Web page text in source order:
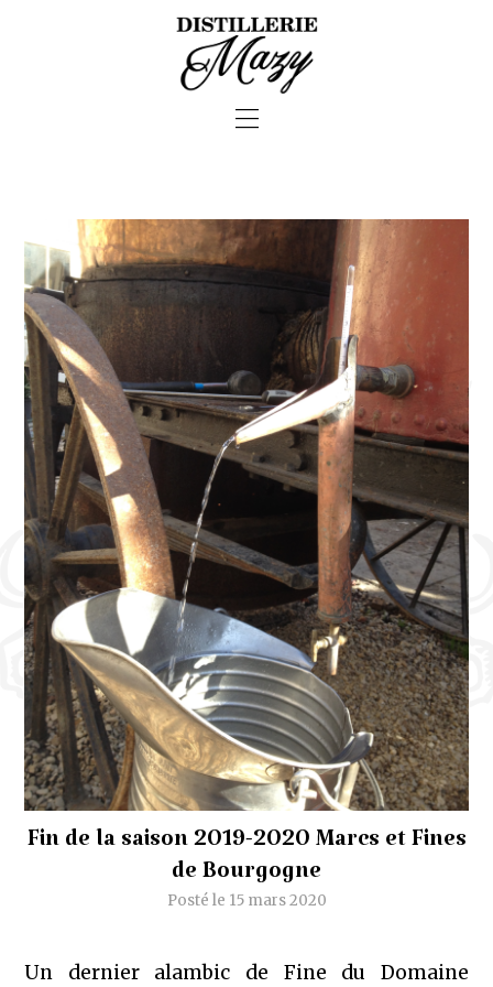
—
—
—
Fin de la saison 2019-2020 Marcs et Fines
de Bourgogne
Posté le 15 mars 2020
Un dernier alambic de Fine du Domaine